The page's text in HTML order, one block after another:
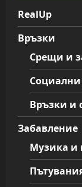
RealUp
Връзки
Срещи и
Връзки и
Забавление
Музика и